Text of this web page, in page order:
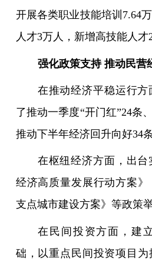
开展各类职业技能培训7.64
人才3万人，新增高技能人才
强化政策支持 推动民营
在推动经济平稳运行
了推动一季度“开门红”24条
推动下半年经济回升向好34
在枢纽经济方面，出台
经济高质量发展行动方案
支点城市建设方案》等政策举
在民间投资方面，建
础，以重点民间投资项目